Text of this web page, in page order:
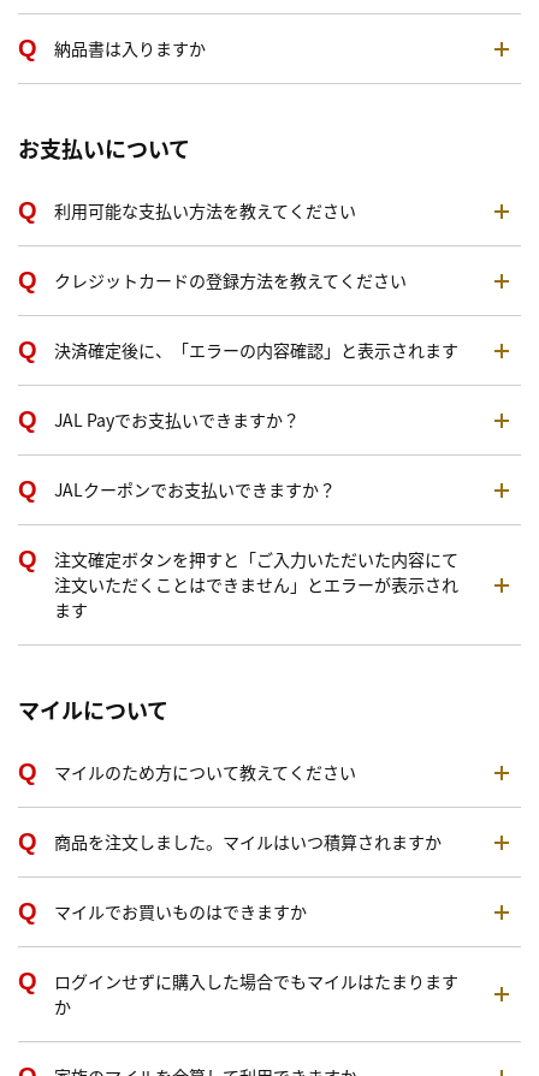
納品書は入りますか
お支払いについて
利用可能な支払い方法を教えてください
クレジットカードの登録方法を教えてください
決済確定後に、「エラーの内容確認」と表示されます
JAL Payでお支払いできますか？
JALクーポンでお支払いできますか？
注文確定ボタンを押すと「ご入力いただいた内容にて
注文いただくことはできません」とエラーが表示され
ます
マイルについて
マイルのため方について教えてください
商品を注文しました。マイルはいつ積算されますか
マイルでお買いものはできますか
ログインせずに購入した場合でもマイルはたまります
か